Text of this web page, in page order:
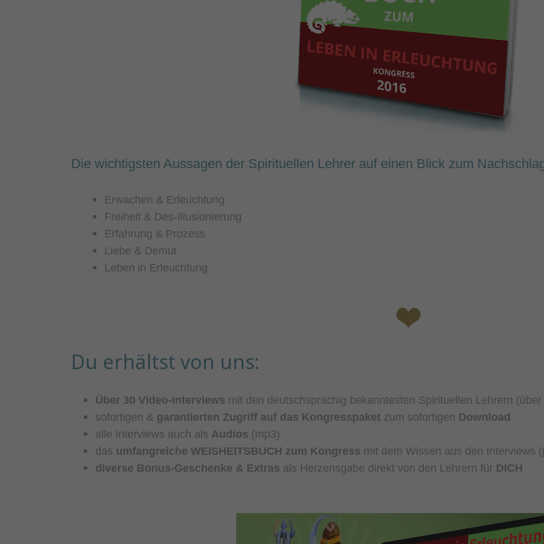
Die wichtigsten Aussagen der Spirituellen Lehrer auf einen Blick zum
Erwachen & Erleuchtung
Freiheit & Des-Illusionierung
Erfahrung & Prozess
Liebe & Demut
Leben in Erleuchtung
Du erhältst von uns:
Über 30 Video-Interviews mit den deutschsprachig bekanntesten Spirituellen Lehrern
sofortigen & garantierten Zugriff auf das Kongresspaket zum sofortigen Download
alle Interviews auch als Audios (mp3)
das umfangreiche WEISHEITSBUCH zum Kongress mit dem Wissen aus den Interviews
diverse Bonus-Geschenke & Extras als Herzensgabe direkt von den Lehrern für DICH